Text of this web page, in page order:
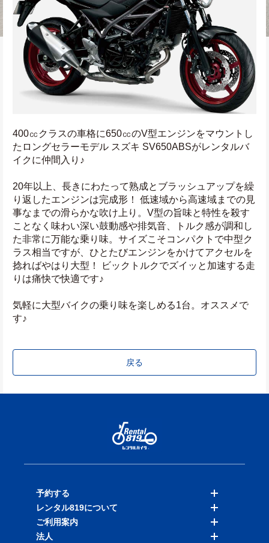
400㏄クラスの車格に650㏄のV型エンジンをマウントし
たロングセラーモデル スズキ SV650ABSがレンタルバ
イクに仲間入り♪
20年以上、長きにわたって熟成とブラッシュアップを繰
り返したエンジンは完成形！ 低速域から高速域までの見
事なまでの滑らかな吹け上り。V型の旨味と特性を殺す
ことなく味わい深い鼓動感や排気音、トルク感が調和し
た非常に万能な乗り味。サイズこそコンパクトで中型ク
ラス相当ですが、ひとたびエンジンをかけてアクセルを
捻ればやはり大型！ ビックトルクでズイッと加速する走
りは痛快で快適です♪
気軽に大型バイクの乗り味を楽しめる1台。オススメで
す♪
戻る
予約する
バイクを探す
店舗を探す
レンタル819について
料金表
ご利用案内
法人